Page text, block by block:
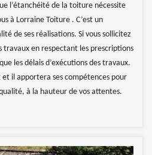
l’étanchéité de la toiture nécessite
à Lorraine Toiture . C’est un
de ses réalisations. Si vous sollicitez
travaux en respectant les prescriptions
les délais d’exécutions des travaux.
il apportera ses compétences pour
à la hauteur de vos attentes.